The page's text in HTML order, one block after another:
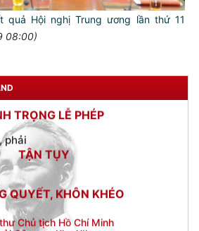
quả Hội nghị Trung ương lần thứ 11
08:00)
phải
ĐỐI TRUNG THÀNH
TẬN TỤY
QUYẾT, KHÔN KHÉO
thư Chủ tịch Hồ Chí Minh
Công an Khu XII,
11 tháng 3 năm 1948.